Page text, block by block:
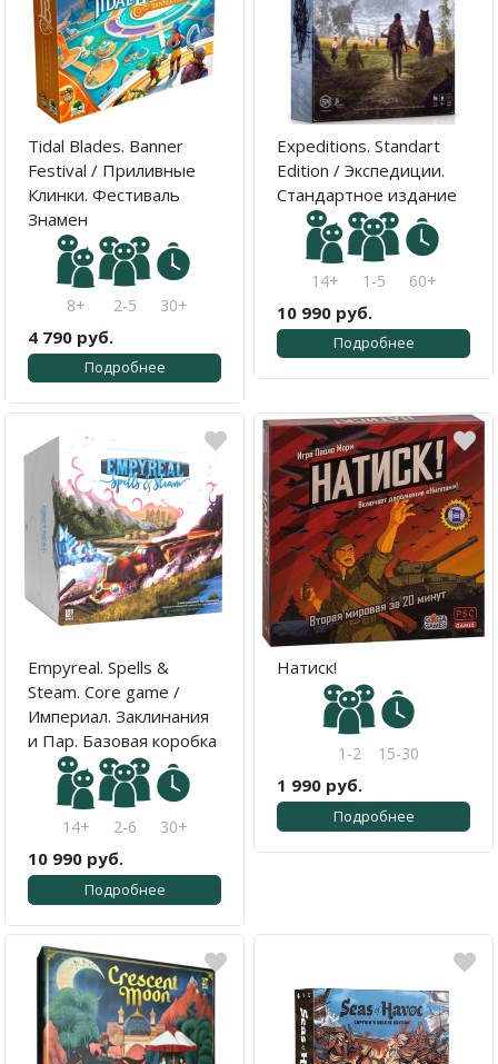
Tidal Blades. Banner
Festival / Приливные
Клинки. Фестиваль
Знамен
8+ 2-5 30+
4 790 руб.
Подробнее
Expeditions. Standart
Edition / Экспедиции.
Стандартное издание
14+ 1-5 60+
10 990 руб.
Подробнее
Empyreal. Spells &
Steam. Core game /
Империал. Заклинания
и Пар. Базовая коробка
14+ 2-6 30+
10 990 руб.
Подробнее
Натиск!
1-2 15-30
1 990 руб.
Подробнее